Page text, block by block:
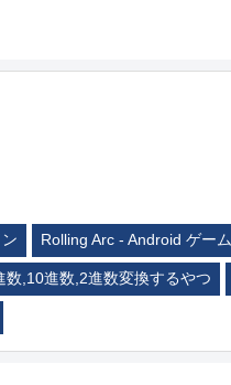
Rolling Arc - Android ゲーム
数,10進数,2進数変換するやつ